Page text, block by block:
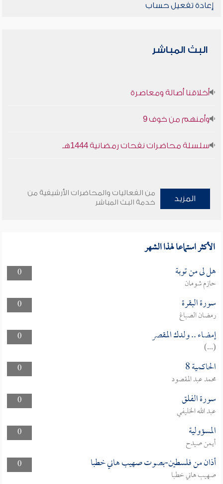
إعادة تفعيل حساب
البث المباشر
أخلاقنا أصالة ومعاصرة
وأمنهم من خوف 9
سلسلة محاضرات نفحات رمضانية 1444هـ
المزيد
من الفعاليات والمحاضرات الأرشيفية من
خدمة البث المباشر
الأكثر استماعا لهذا الشهر
0 هل لى من توبة
حازم شومان
0
سورة البقرة
رمضان الصباغ
0
إمضاء .. ولدك المقصر
(...)
0
الحاكمية 8
محمد عبد المقصود
0
سورة الفلق
عبد الله الخليفي
0
المسؤولية
أيمن صيدح
0
أذان من فلسطين-بصوت صهيب هاني خطبا
صهيب هاني خطبا